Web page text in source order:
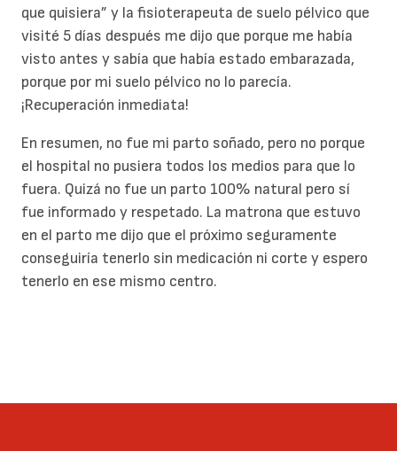
que quisiera” y la fisioterapeuta de suelo pélvico que
visité 5 días después me dijo que porque me había
visto antes y sabía que había estado embarazada,
porque por mi suelo pélvico no lo parecía.
¡Recuperación inmediata!
En resumen, no fue mi parto soñado, pero no porque
el hospital no pusiera todos los medios para que lo
fuera. Quizá no fue un parto 100% natural pero sí
fue informado y respetado. La matrona que estuvo
en el parto me dijo que el próximo seguramente
conseguiría tenerlo sin medicación ni corte y espero
tenerlo en ese mismo centro.